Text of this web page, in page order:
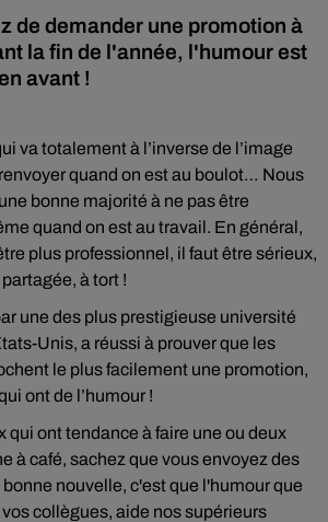
de demander une promotion à
la fin de l'année, l'humour est
avant !
va totalement à l’inverse de l’image
quand on est au boulot… Nous
bonne majorité à ne pas être
quand on est au travail. En général,
plus professionnel, il faut être sérieux,
à tort !
une des plus prestigieuse université
Unis, a réussi à prouver que les
le plus facilement une promotion,
ont de l’humour !
qui ont tendance à faire une ou deux
à café, sachez que vous envoyez des
nouvelle, c'est que l'humour que
collègues, aide nos supérieurs